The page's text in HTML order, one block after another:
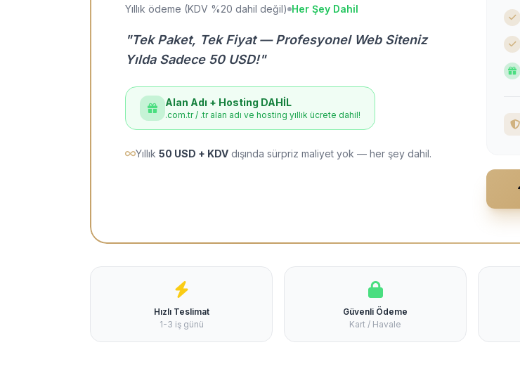
Yıllık ödeme (KDV %20 dahil değil) Her Şey Dahil
"Tek Paket, Tek Fiyat — Profesyonel Web Siteniz
Yılda Sadece 50 USD!"
Alan Adı + Hosting DAHİL
.com.tr / .tr alan adı ve hosting yıllık ücrete dahil!
Yıllık 50 USD + KDV dışında sürpriz maliyet yok — her şey dahil.
Hızlı Teslimat
1-3 iş günü
Güvenli Ödeme
Kart / Havale